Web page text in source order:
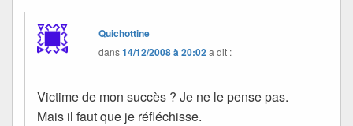
Quichottine
dans14/12/2008 à 20:02 a dit :
Victime de mon succès ? Je ne le pense pas.
Mais il faut que je réfléchisse.